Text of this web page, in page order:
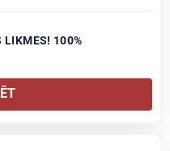
LIKMES! 100%